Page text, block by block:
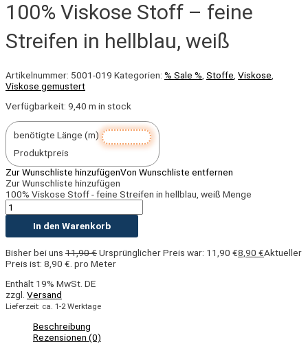
100% Viskose Stoff – feine
Streifen in hellblau, weiß
Artikelnummer: 5001-019 Kategorien: % Sale % Stoffe Viskose
Viskose gemustert
Verfügbarkeit: 9,40 m in stock
benötigte Länge (m)
Produktpreis
Zur Wunschliste hinzufügenVon Wunschliste entfernen
Zur Wunschliste hinzufügen
100% Viskose Stoff - feine Streifen in hellblau, weiß Menge
In den Warenkorb
Bisher bei uns 11,90€Ursprünglicher Preis war: 11,90 €8,90 €Aktueller
Preis ist: 8,90 €. pro Meter
Enthält 19% MwSt. DE
zzgl. Versand
Lieferzeit: ca. 1-2 Werktage
Beschreibung
Rezensionen (0)